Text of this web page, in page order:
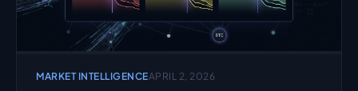
MARKET INTELLIGENCEAPRIL 2, 2026